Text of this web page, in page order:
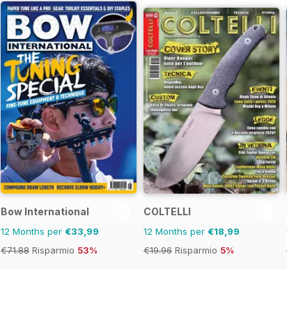
Bow International
12 Months per €33,99
€71.88 Risparmio 53%
COLTELLI
12 Months per €18,99
€19.96 Risparmio 5%